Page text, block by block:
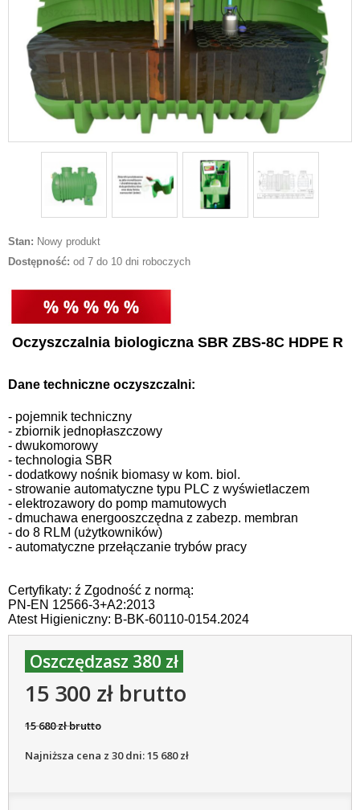
Stan: Nowy produkt
Dostępność: od 7 do 10 dni roboczych
Oczyszczalnia biologiczna SBR ZBS-8C HDPE R
Dane techniczne oczyszczalni:
- pojemnik techniczny
- zbiornik jednopłaszczowy
- dwukomorowy
- technologia SBR
- dodatkowy nośnik biomasy w kom. biol.
- strowanie automatyczne typu PLC z wyświetlaczem
- elektrozawory do pomp mamutowych
- dmuchawa energooszczędna z zabezp. membran
- do 8 RLM (użytkowników)
- automatyczne przełączanie trybów pracy
Certyfikaty: ź Zgodność z normą:
PN-EN 12566-3+A2:2013
Atest Higieniczny: B-BK-60110-0154.2024
Oszczędzasz 380 zł
15 300 zł brutto
15 680 zł brutto
Najniższa cena z 30 dni: 15 680 zł